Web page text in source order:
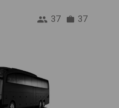
37 37